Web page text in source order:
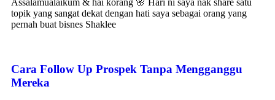
Assalamualaikum & hai korang 🌸 Hari ni saya nak share satu
topik yang sangat dekat dengan hati saya sebagai orang yang
pernah buat bisnes Shaklee
Cara Follow Up Prospek Tanpa Mengganggu
Mereka